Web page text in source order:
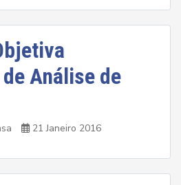
Análise de
21 Janeiro 2016